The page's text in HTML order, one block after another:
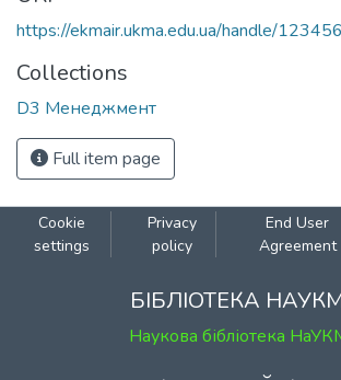
https://ekmair.ukma.edu.ua/handle/
Collections
D3 Менеджмент
Full item page
Cookie
settings
Privacy
policy
End User
Agreement
БІБЛІОТЕКА
Наукова бібліотека